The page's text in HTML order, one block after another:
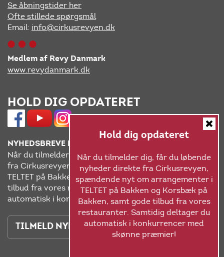
Se åbningstider her
Ofte stillede spørgsmål
Email: info@cirkusrevyen.dk
Medlem af Revy Danmark
www.revydanmark.dk
HOLD DIG OPDATERET
NYHEDSBREVE FRA CIRKUSREVYEN
Når du tilmelder dig, får du løbende nyheder direkte
fra Cirkusrevyen, spændende nyt om arrangementer i
TELTET på Bakken og Korsbæk på Bakken, samt gode
tilbud fra vores restauranter. Samtidig deltager du
automatisk i konkurrencer med skønne præmier!
TILMELD NYHEDSBREVET
Hold dig opdateret
Når du tilmelder dig, får du løbende
nyheder direkte fra Cirkusrevyen,
spændende nyt om arrangementer i
TELTET på Bakken og Korsbæk på
Bakken, samt gode tilbud fra vores
restauranter. Samtidig deltager du
automatisk i konkurrencer med
skønne præmier!